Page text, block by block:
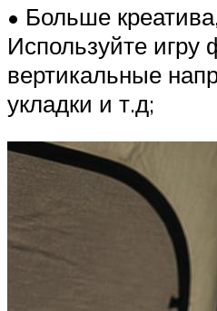
• Больше
Используйте
вертикальные
укладки и т.д;